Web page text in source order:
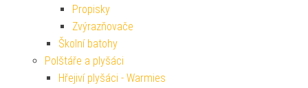
Propisky
Zvýrazňovače
Školní batohy
Polštáře a plyšáci
Hřejiví plyšáci - Warmies